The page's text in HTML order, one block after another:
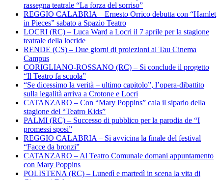
rassegna teatrale “La forza del sorriso”
REGGIO CALABRIA – Ernesto Orrico debutta con “Hamlet
in Pieces” sabato a Spazio Teatro
LOCRI (RC) – Luca Ward a Locri il 7 aprile per la stagione
teatrale della locride
RENDE (CS) – Due giorni di proiezioni al Tau Cinema
Campus
CORIGLIANO-ROSSANO (RC) – Si conclude il progetto
“Il Teatro fa scuola”
“Se dicessimo la verità – ultimo capitolo”, l’opera-dibattito
sulla legalità arriva a Crotone e Locri
CATANZARO – Con “Mary Poppins” cala il sipario della
stagione del “Teatro Kids”
PALMI (RC) – Successo di pubblico per la parodia de “I
promessi sposi”
REGGIO CALABRIA – Si avvicina la finale del festival
“Facce da bronzi”
CATANZARO – Al Teatro Comunale domani appuntamento
con Mary Poppins
POLISTENA (RC) – Lunedì e martedì in scena la vita di